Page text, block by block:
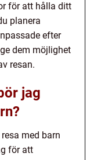
för att hålla ditt
planera
efter
dem möjlighet
resan.
jag
med barn
för att